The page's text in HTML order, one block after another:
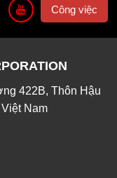
Công việc
422B, Thôn Hậu
Nam